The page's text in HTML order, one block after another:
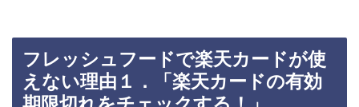
フレッシュフードで楽天カードが使
えない理由１．「楽天カードの有効